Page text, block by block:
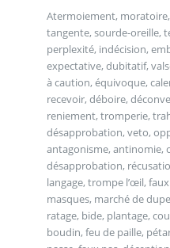
Atermoiement,
tangente, sourde-oreille,
perplexité, indécision,
expectative, dubitatif,
à caution, équivoque,
recevoir, déboire,
reniement, tromperie,
désapprobation, veto,
antagonisme, antinomie,
désapprobation,
langage, trompe l’œil,
masques, marché de
ratage, bide, plantage,
boudin, feu de paille,